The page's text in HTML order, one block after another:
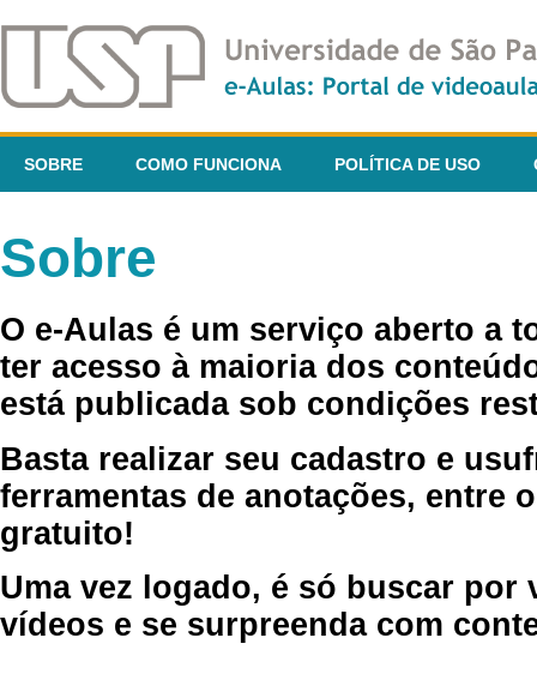
SOBRE COMO FUNCIONA POLÍTICA DE USO
Sobre
O e-Aulas é um serviço aberto a
ter acesso à maioria dos
está publicada sob condições
Basta realizar seu cadastro e
ferramentas de anotações, entre
gratuito!
Uma vez logado, é só buscar por
vídeos e se surpreenda com